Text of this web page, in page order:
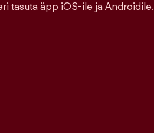
tasuta äpp iOS-ile ja Androidile.